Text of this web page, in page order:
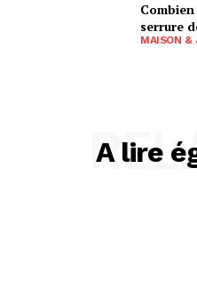
serrure
MAISON &
A lire